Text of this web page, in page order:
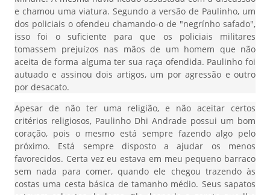
e chamou uma viatura. Segundo a versão de Paulinho, um
dos policiais o ofendeu chamando-o de "negrínho safado",
isso foi o suficiente para que os policiais militares
tomassem prejuízos nas mãos de um homem que não
aceita de forma alguma ter sua raça ofendida. Paulinho foi
autuado e assinou dois artigos, um por agressão e outro
por desacato.
Apesar de não ter uma religião, e não aceitar certos
critérios religiosos, Paulinho Dhi Andrade possui um bom
coração, pois o mesmo está sempre fazendo algo pelo
próximo. Está sempre disposto a ajudar os menos
favorecidos. Certa vez eu estava em meu pequeno barraco
sem nada para comer, quando ele chegou trazendo às
costas uma cesta básica de tamanho médio. Seus sapatos